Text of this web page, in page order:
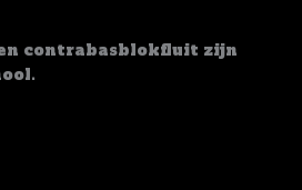
contrabasblokfluit zijn